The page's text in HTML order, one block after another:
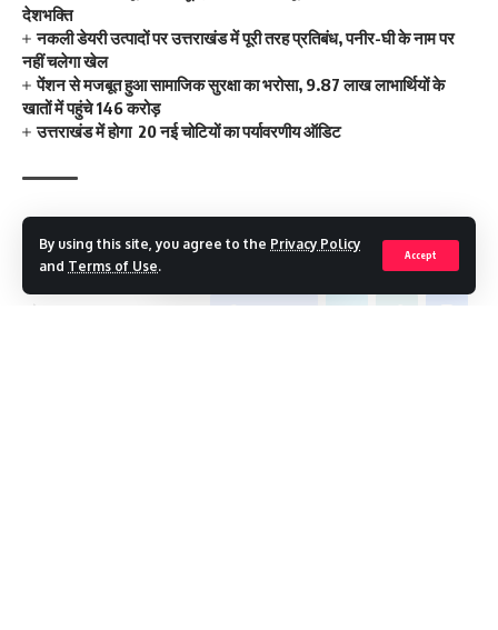
By using this site, you agree to the Privacy Policy
and Terms of Use.
Accept
देशभक्ति
नकली डेयरी उत्पादों पर उत्तराखंड में पूरी तरह प्रतिबंध, पनीर-घी के नाम पर
नहीं चलेगा खेल
पेंशन से मजबूत हुआ सामाजिक सुरक्षा का भरोसा, 9.87 लाख लाभार्थियों के
खातों में पहुंचे 146 करोड़
उत्तराखंड में होगा 20 नई चोटियों का पर्यावरणीय ऑडिट